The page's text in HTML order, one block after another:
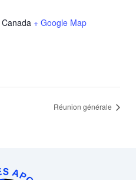
Canada + Google Map
Réunion générale